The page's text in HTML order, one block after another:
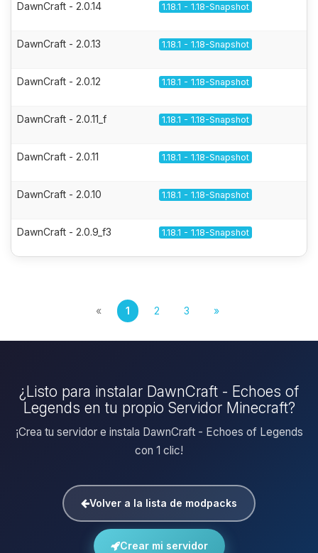
DawnCraft - 2.0.14 1.18.1 - 1.18-Snapshot
DawnCraft - 2.0.13 1.18.1 - 1.18-Snapshot
DawnCraft - 2.0.12 1.18.1 - 1.18-Snapshot
DawnCraft - 2.0.11_f 1.18.1 - 1.18-Snapshot
DawnCraft - 2.0.11 1.18.1 - 1.18-Snapshot
DawnCraft - 2.0.10 1.18.1 - 1.18-Snapshot
DawnCraft - 2.0.9_f3 1.18.1 - 1.18-Snapshot
« 1 2 3 »
¿Listo para instalar DawnCraft - Echoes of
Legends en tu propio Servidor Minecraft?
¡Crea tu servidor e instala DawnCraft - Echoes of Legends
con 1 clic!
Volver a la lista de modpacks
Crear mi servidor